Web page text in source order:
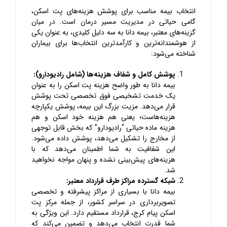
انتخاب بیمه مناسب برای پوشش هزینه‌های پت اسکن،
گامی حیاتی در مدیریت مسیر درمان است. در میان
گزینه‌های معتبر، بیمه دانا به سه دلیل کلیدی، به عنوان یکی
از هوشمندانه‌ترین و کارآمدترین انتخاب‌ها برای بیماران
شناخته می‌شود:
پوشش کامل و شفاف هزینه‌ها (شامل رادیودارو):
بیمه دانا به طور واضح هزینه پت اسکن را به عنوان
یک خدمت تشخیصی فوق تخصصی تحت پوشش
قرار می‌دهد. مزیت بزرگ این بیمه، پوشش یکپارچه
هزینه‌هاست؛ یعنی هم هزینه خود اسکن و هم
هزینه ماده حیاتی “رادیودارو” که بخش قابل توجهی
از مخارج را تشکیل می‌دهد، پوشش داده می‌شود.
این شفافیت به شما اطمینان می‌دهد که با
هزینه‌های پیش‌بینی نشده و پنهان مواجه نخواهید
شد.
شبکه گسترده مراکز طرف قرارداد معتبر:
بیمه دانا با بسیاری از مراکز پیشرفته و تخصصی
تصویربرداری در سراسر کشور، از جمله مرکز پت
اسکن پیام کرج، قرارداد مستقیم دارد. این ویژگی به
شما قدرت انتخاب می‌دهد و تضمین می‌کند که